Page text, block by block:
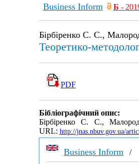
Business Inform Б -
Бірбіренко С. С.,
Теоретико-
PDF
Бібліографічний опис:
Бірбіренко С. С., Малород
URL: http://jnas.nbuv.gov.ua/
Business Inform /